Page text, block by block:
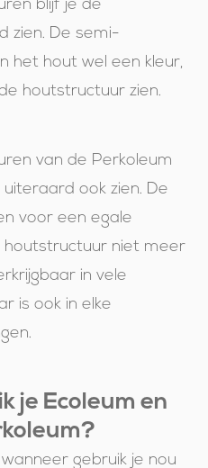
blijf je de
zien. De semi-
het hout wel een kleur,
houtstructuur zien.
van de Perkoleum
ook zien. De
voor een egale
houtstructuur niet meer
in vele
is ook in elke
je Ecoleum en
gebruik je nou